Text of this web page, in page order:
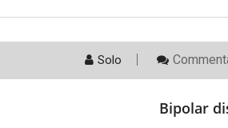
Solo
Bipolar